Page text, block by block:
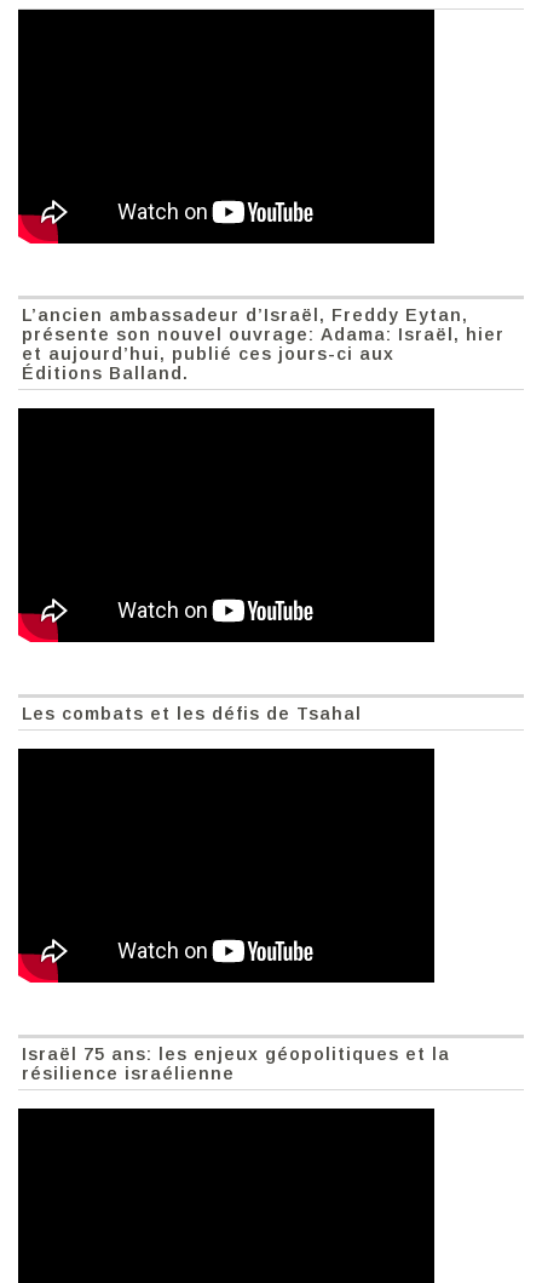
L’ancien ambassadeur d’Israël, Freddy Eytan,
présente son nouvel ouvrage: Adama: Israël, hier
et aujourd’hui, publié ces jours-ci aux
Éditions Balland.
Les combats et les défis de Tsahal
Israël 75 ans: les enjeux géopolitiques et la
résilience israélienne